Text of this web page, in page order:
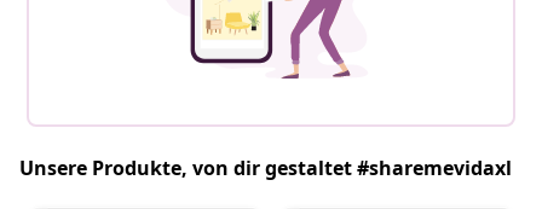
Unsere Produkte, von dir gestaltet #sharemevidaxl